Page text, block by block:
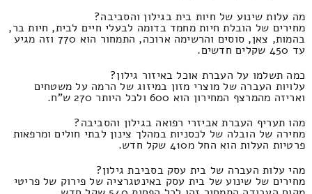
מה עלות שינוע של חיות בית בגילון והסביבה?
מחירים של הובלת חיות מחמד בדומה לבעלי חיים לבית, חיות בר,
בהמות, צאן, סוסים והרשימה ארוכה, התמחור הוא 770 וזה מגיע
עד 450 שקלים חדשים.
כמה תשלמו על העברת אוכל באיזור גילון?
עלויות העברה של מוצרי מזון במיזוג של הרמה על משטחים
ואריזה מהמרצף המחירון הוא 600 ולכל היותר 270 ש"ח.
מהו תעריף העברת אביזרי רפואה בגילון והסביבה?
מחירה של הובלה של לכסניות במהלך צינון לבתי חולים ומרפאות
פרטיות העלות הוא החל מ410 שקל חדש.
מהי עלות העברה של בית עסק בסביבת גילון?
מחירים של שינוע של בית עסק באינטגרציה של פירוק של פריטי